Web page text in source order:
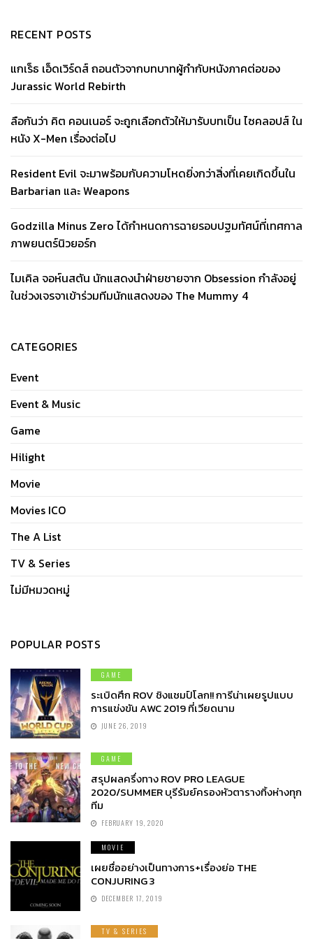
RECENT POSTS
แกเร็ธ เอ็ดเวิร์ดส์ ถอนตัวจากบทบาทผู้กำกับหนังภาคต่อของ
Jurassic World Rebirth
ลือกันว่า คิต คอนเนอร์ จะถูกเลือกตัวให้มารับบทเป็น ไซคลอปส์ ใน
หนัง X-Men เรื่องต่อไป
Resident Evil จะมาพร้อมกับความโหดยิ่งกว่าสิ่งที่เคยเกิดขึ้นใน
Barbarian และ Weapons
Godzilla Minus Zero ได้กำหนดการฉายรอบปฐมทัศน์ที่เทศกาล
ภาพยนตร์นิวยอร์ก
ไมเคิล จอห์นสตัน นักแสดงนำฝ่ายชายจาก Obsession กำลังอยู่
ในช่วงเจรจาเข้าร่วมทีมนักแสดงของ The Mummy 4
CATEGORIES
Event
Event & Music
Game
Hilight
Movie
Movies ICO
The A List
TV & Series
ไม่มีหมวดหมู่
POPULAR POSTS
GAME
ระเบิดศึก ROV ชิงแชมป์โลก!! การีน่าเผยรูปแบบ
การแข่งขัน AWC 2019 ที่เวียดนาม
JUNE 26, 2019
GAME
สรุปผลครึ่งทาง ROV PRO LEAGUE
2020/SUMMER บุรีรัมย์ครองหัวตารางทิ้งห่างทุก
ทีม
FEBRUARY 19, 2020
MOVIE
เผยชื่ออย่างเป็นทางการ+เรื่องย่อ THE
CONJURING 3
DECEMBER 17, 2019
TV & SERIES